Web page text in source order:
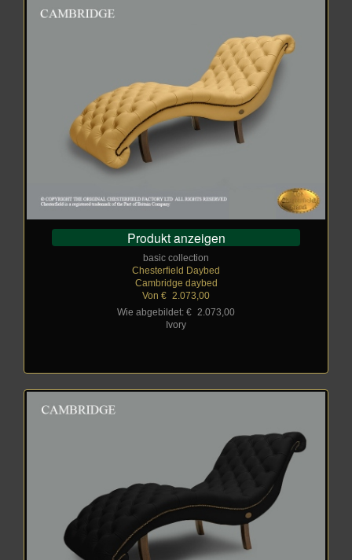
Produkt anzeigen
basic collection
Chesterfield Daybed
Cambridge daybed
Von € 2.073,00
Wie abgebildet: €
2.073,00
Ivory